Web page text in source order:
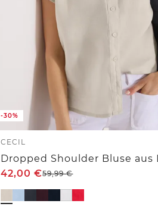
-30%
CECIL
Dropped Shoulder Bluse aus
42,00€59,99€